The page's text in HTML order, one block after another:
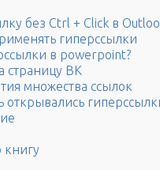
без Ctrl + Click в
гиперссылки
в powerpoint?
страницу ВК
множества ссылок
открывались
книгу